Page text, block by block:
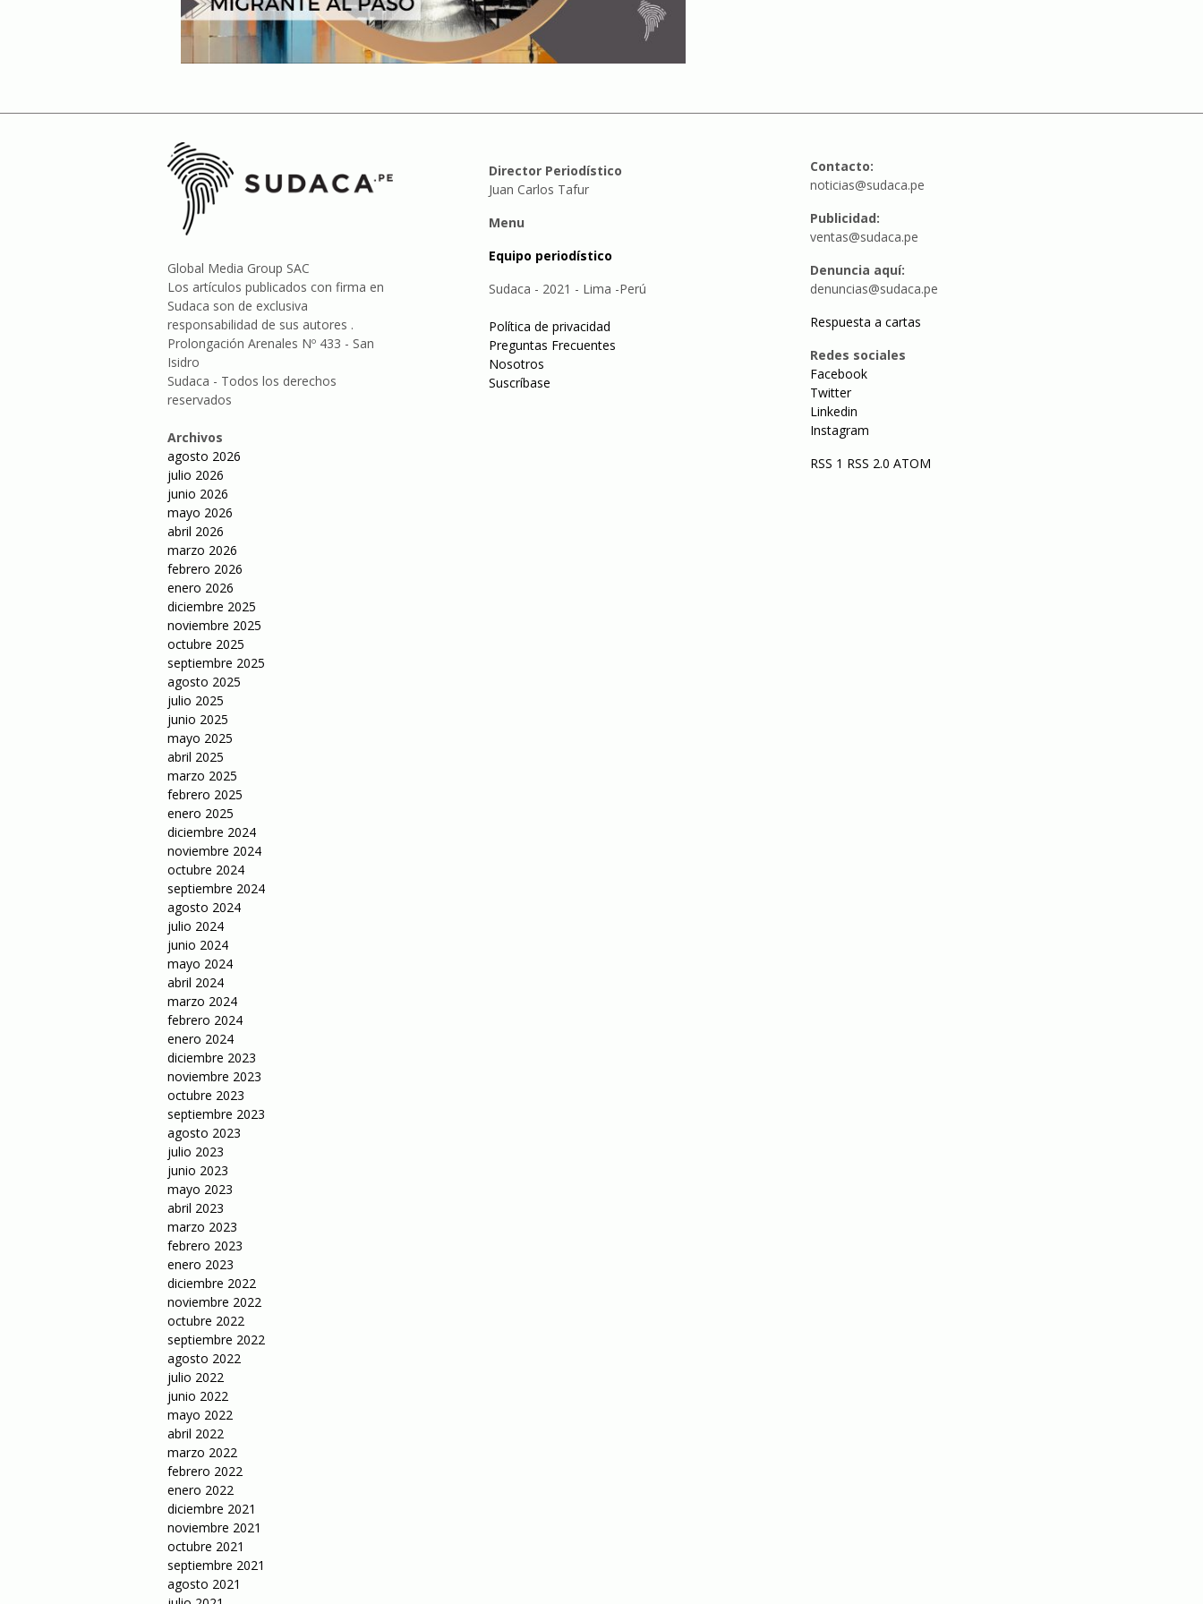
Global Media Group SAC
Los artículos publicados con firma en
Sudaca son de exclusiva
responsabilidad de sus autores .
Prolongación Arenales Nº 433 - San
Isidro
Sudaca - Todos los derechos
reservados
Archivos
agosto 2026
julio 2026
junio 2026
mayo 2026
abril 2026
marzo 2026
febrero 2026
enero 2026
diciembre 2025
noviembre 2025
octubre 2025
septiembre 2025
agosto 2025
julio 2025
junio 2025
mayo 2025
abril 2025
marzo 2025
febrero 2025
enero 2025
diciembre 2024
noviembre 2024
octubre 2024
septiembre 2024
agosto 2024
julio 2024
junio 2024
mayo 2024
abril 2024
marzo 2024
febrero 2024
enero 2024
diciembre 2023
noviembre 2023
octubre 2023
septiembre 2023
agosto 2023
julio 2023
junio 2023
mayo 2023
abril 2023
marzo 2023
febrero 2023
enero 2023
diciembre 2022
noviembre 2022
octubre 2022
septiembre 2022
agosto 2022
julio 2022
junio 2022
mayo 2022
abril 2022
marzo 2022
febrero 2022
enero 2022
diciembre 2021
noviembre 2021
octubre 2021
septiembre 2021
agosto 2021
Director Periodístico
Juan Carlos Tafur
Menu
Equipo periodístico
Sudaca - 2021 - Lima -Perú
Política de privacidad
Preguntas Frecuentes
Nosotros
Suscríbase
Contacto:
noticias@sudaca.pe
Publicidad:
ventas@sudaca.pe
Denuncia aquí:
denuncias@sudaca.pe
Respuesta a cartas
Redes sociales
Facebook
Twitter
Linkedin
Instagram
RSS 1 RSS 2.0 ATOM